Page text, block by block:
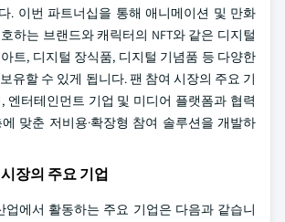
. 이번 파트너십을 통해 애니메이션 및 만화
하는 브랜드와 캐릭터의 NFT와 같은 디지털
트, 디지털 장식품, 디지털 기념품 등 다양한
유할 수 있게 됩니다. 팬 참여 시장의 주요 기
엔터테인먼트 기업 및 미디어 플랫폼과 협력
맞춘 저비용·확장형 참여 솔루션을 개발하
장의 주요 기업
업에서 활동하는 주요 기업은 다음과 같습니